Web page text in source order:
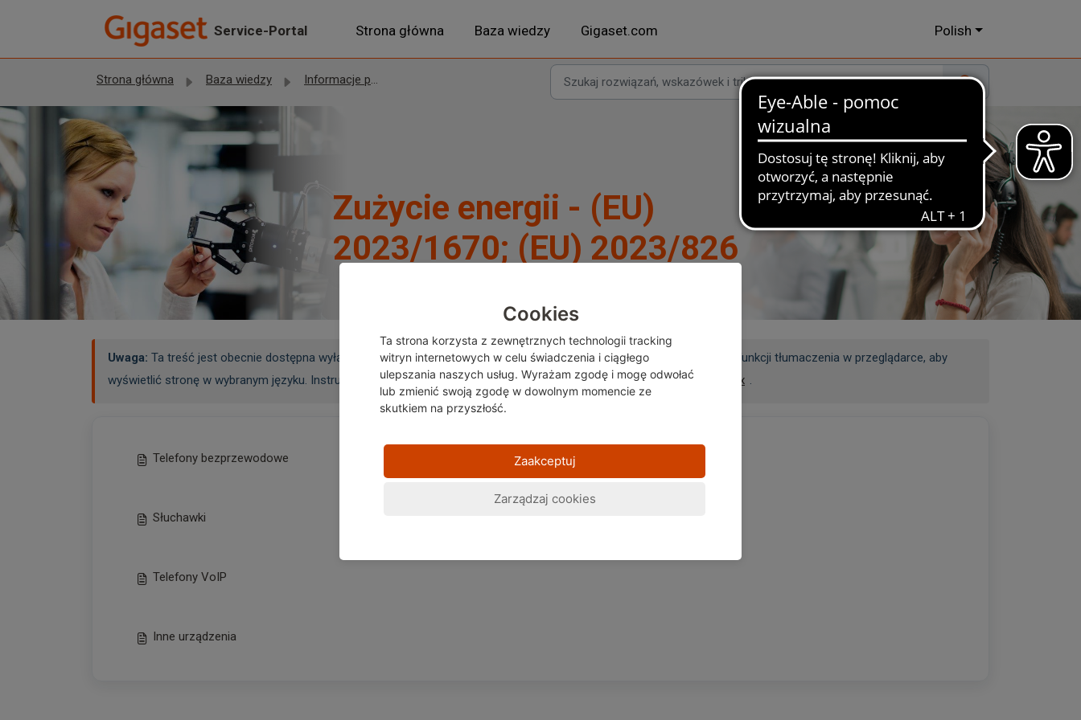
Service-Portal
Strona główna Baza wiedzy Gigaset.com Polish
Strona główna Baza wiedzy Informacje prawne
Zużycie energii - (EU)
2023/1670; (EU) 2023/826
Uwaga: Ta treść jest obecnie dostępna wyłącznie w języku niemieckim i angielskim. Możesz skorzystać z wbudowanej funkcji tłumaczenia w przeglądarce, aby
wyświetlić stronę w wybranym języku. Instrukcje są dostępne dla Google Chrome , Microsoft Edge lub Mozilla Firefox .
Telefony bezprzewodowe
Słuchawki
Telefony VoIP
Inne urządzenia
Cookies
Ta strona korzysta z zewnętrznych technologii tracking
witryn internetowych w celu świadczenia i ciągłego
ulepszania naszych usług. Wyrażam zgodę i mogę odwołać
lub zmienić swoją zgodę w dowolnym momencie ze
skutkiem na przyszłość.
Zaakceptuj
Zarządzaj cookies